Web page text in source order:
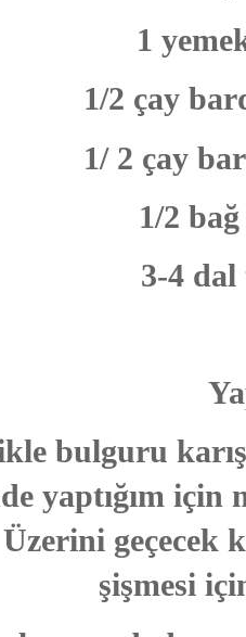
1
1/2 çay
1/ 2 çay
1/2
3-4 dal
bulguru
yaptığım için
geçecek
şişmesi